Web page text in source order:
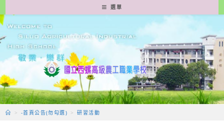
轉
至
要
容
選單
> -首頁公告(勿勾選) > 研習活動